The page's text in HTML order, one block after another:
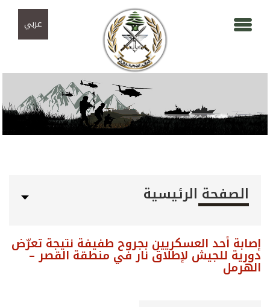
عربي
الصفحة الرئيسية
إصابة أحد العسكريين بجروح طفيفة نتيجة تعرّض
دورية للجيش لإطلاق نار في منطقة القصر –
الهرمل